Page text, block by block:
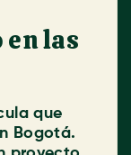
en las
que
Bogotá.